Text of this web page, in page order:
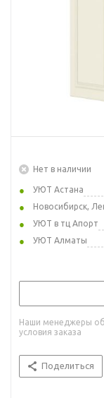
Нет в наличии
УЮТ Астана
Новосибирск,
УЮТ в тц Апорт
УЮТ Алматы
Наши менеджеры
условия заказа
Поделиться